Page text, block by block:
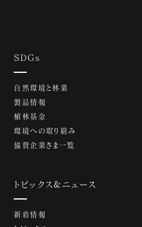
SDGs
自然環境と林業
製品情報
植林基金
環境への取り組み
協賛企業さま一覧
トピックス&ニュース
新着情報